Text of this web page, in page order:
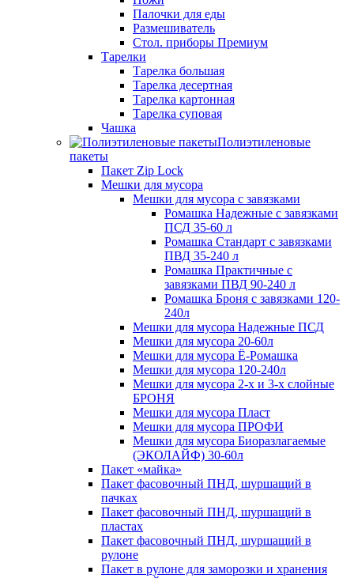
Палочки для еды
Размешиватель
Стол. приборы Премиум
Тарелки
Тарелка большая
Тарелка десертная
Тарелка картонная
Тарелка суповая
Чашка
Полиэтиленовые
пакеты
Пакет Zip Lock
Мешки для мусора
Мешки для мусора с завязками
Ромашка Надежные с завязками
ПСД 35-60 л
Ромашка Стандарт с завязками
ПВД 35-240 л
Ромашка Практичные с
завязками ПВД 90-240 л
Ромашка Броня с завязками 120-
240л
Мешки для мусора Надежные ПСД
Мешки для мусора 20-60л
Мешки для мусора Ё-Ромашка
Мешки для мусора 120-240л
Мешки для мусора 2-х и 3-х слойные
БРОНЯ
Мешки для мусора Пласт
Мешки для мусора ПРОФИ
Мешки для мусора Биоразлагаемые
(ЭКОЛАЙФ) 30-60л
Пакет «майка»
Пакет фасовочный ПНД, шуршащий в
пачках
Пакет фасовочный ПНД, шуршащий в
пластах
Пакет фасовочный ПНД, шуршащий в
рулоне
Пакет в рулоне для заморозки и хранения